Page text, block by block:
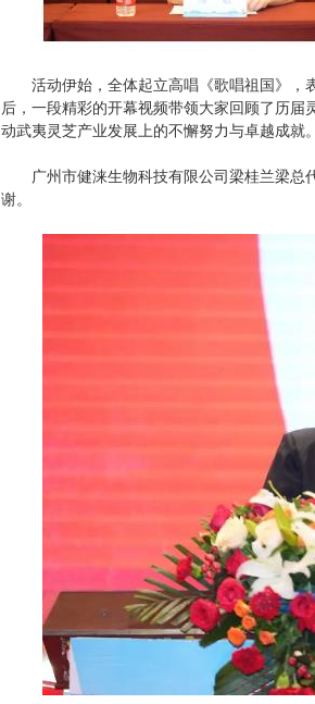
活动伊始，全体起立高唱《歌唱祖国》，
后，一段精彩的开幕视频带领大家回顾了历
动武夷灵芝产业发展上的不懈努力与卓越成就。
广州市健涞生物科技有限公司梁桂兰梁总
谢。